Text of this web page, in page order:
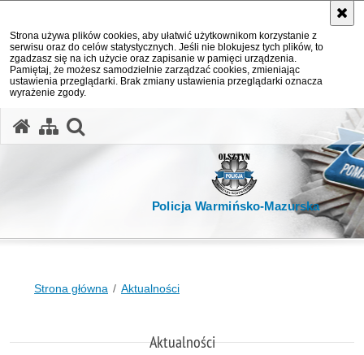
Strona używa plików cookies, aby ułatwić użytkownikom korzystanie z
serwisu oraz do celów statystycznych. Jeśli nie blokujesz tych plików, to
zgadzasz się na ich użycie oraz zapisanie w pamięci urządzenia.
Pamiętaj, że możesz samodzielnie zarządzać cookies, zmieniając
ustawienia przeglądarki. Brak zmiany ustawienia przeglądarki oznacza
wyrażenie zgody.
Policja Warmińsko-Mazurska
Strona główna Aktualności
Aktualności